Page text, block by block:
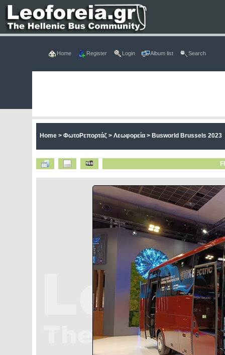
Home Register Login Album list Search
Home> ΦωτοΡεπορτάζ> Λεωφορεία> Busworld Brussels 2023